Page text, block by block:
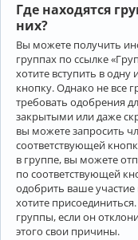
Где находятся
них?
Вы можете получить
группах по ссылке
хотите вступить в
кнопку. Однако не все
требовать одобрения
закрытыми или даже
вы можете запросить
соответствующей
в группе, вы можете
по соответствующей
одобрить ваше
хотите
группы, если он
этого свои причины.